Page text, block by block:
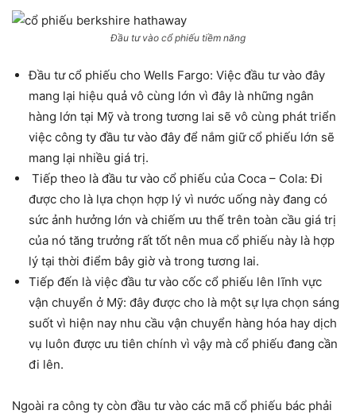
Đầu tư vào cổ phiếu tiềm năng
Đầu tư cổ phiếu cho Wells Fargo: Việc đầu tư vào đây
mang lại hiệu quả vô cùng lớn vì đây là những ngân
hàng lớn tại Mỹ và trong tương lai sẽ vô cùng phát triển
việc công ty đầu tư vào đây để nắm giữ cổ phiếu lớn sẽ
mang lại nhiều giá trị.
Tiếp theo là đầu tư vào cổ phiếu của Coca – Cola: Đi
được cho là lựa chọn hợp lý vì nước uống này đang có
sức ảnh hưởng lớn và chiếm ưu thế trên toàn cầu giá trị
của nó tăng trưởng rất tốt nên mua cổ phiếu này là hợp
lý tại thời điểm bây giờ và trong tương lai.
Tiếp đến là việc đầu tư vào cốc cổ phiếu lên lĩnh vực
vận chuyển ở Mỹ: đây được cho là một sự lựa chọn sáng
suốt vì hiện nay nhu cầu vận chuyển hàng hóa hay dịch
vụ luôn được ưu tiên chính vì vậy mà cổ phiếu đang cần
đi lên.
Ngoài ra công ty còn đầu tư vào các mã cổ phiếu bác phải